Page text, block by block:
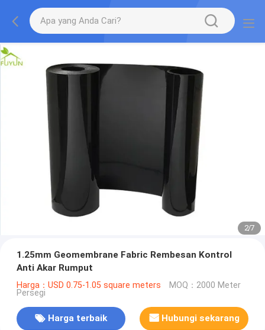
2/7
1.25mm Geomembrane Fabric Rembesan Kontrol
Anti Akar Rumput
Harga：USD 0.75-1.05 square meters MOQ：2000 Meter
Persegi
Harga terbaik Hubungi sekarang